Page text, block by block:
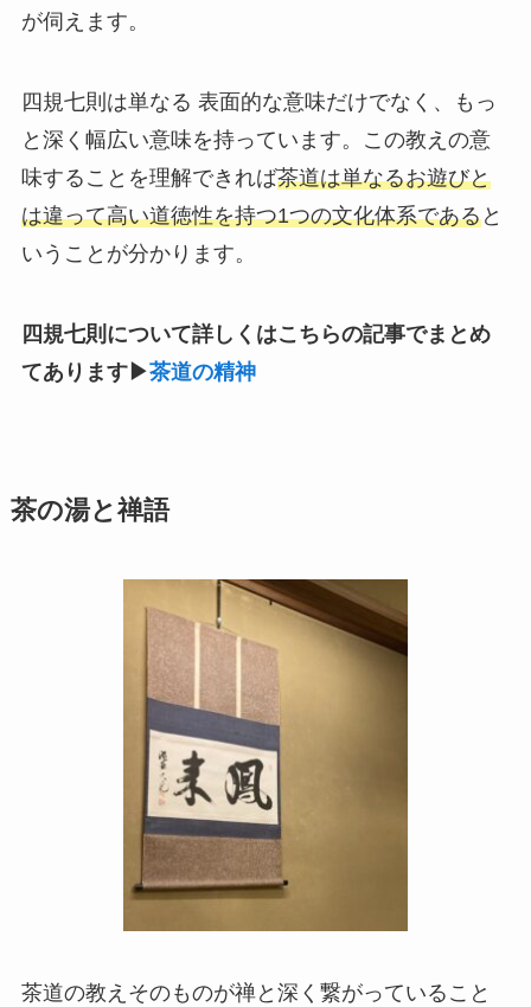
が伺えます。
四規七則は単なる 表面的な意味だけでなく、もっ
と深く幅広い意味を持っています。この教えの意
味することを理解できれば茶道は単なるお遊びと
は違って高い道徳性を持つ1つの文化体系であると
いうことが分かります。
四規七則について詳しくはこちらの記事でまとめ
てあります▶茶道の精神
茶の湯と禅語
茶道の教えそのものが禅と深く繋がっていること